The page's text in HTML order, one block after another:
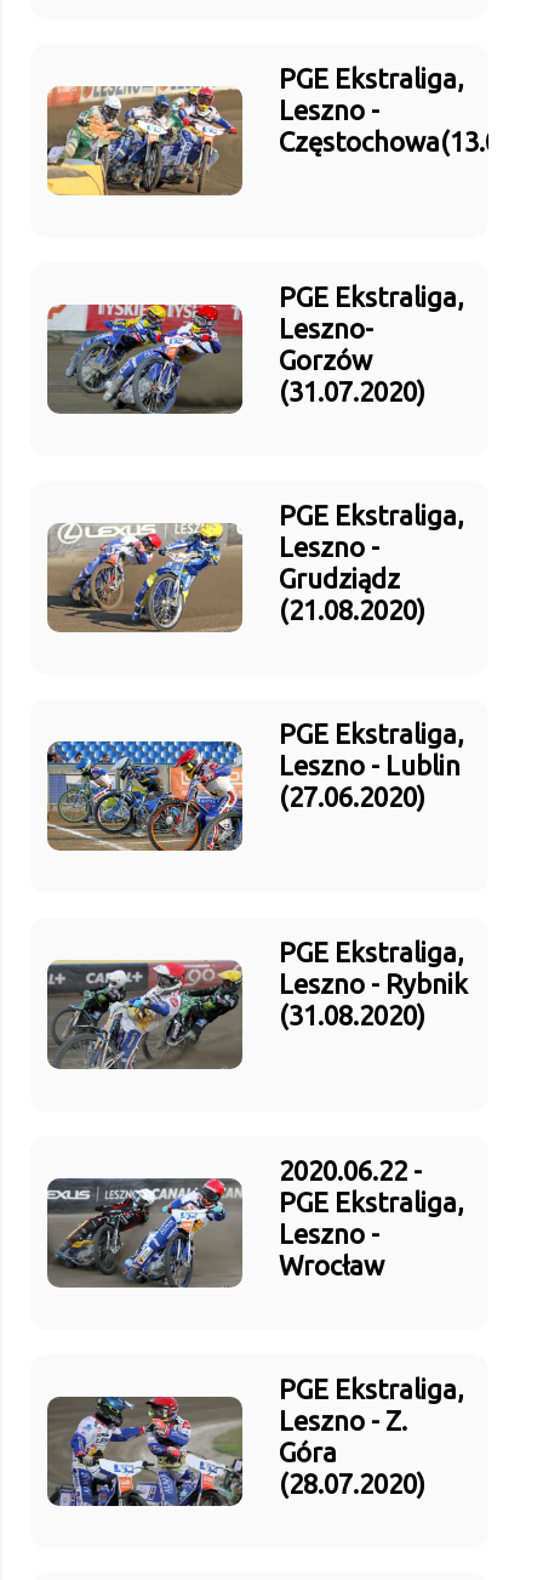
PGE Ekstraliga,
Leszno -
PGE Ekstraliga,
Leszno-
Gorzów
(31.07.2020)
PGE Ekstraliga,
Leszno -
Grudziądz
(21.08.2020)
PGE Ekstraliga,
Leszno - Lublin
(27.06.2020)
PGE Ekstraliga,
Leszno - Rybnik
(31.08.2020)
2020.06.22 -
PGE Ekstraliga,
Leszno -
Wrocław
PGE Ekstraliga,
Leszno - Z.
Góra
(28.07.2020)